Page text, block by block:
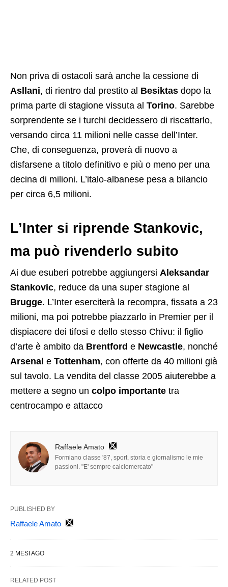
Non priva di ostacoli sarà anche la cessione di
Asllani, di rientro dal prestito al Besiktas dopo la
prima parte di stagione vissuta al Torino. Sarebbe
sorprendente se i turchi decidessero di riscattarlo,
versando circa 11 milioni nelle casse dell’Inter.
Che, di conseguenza, proverà di nuovo a
disfarsene a titolo definitivo e più o meno per una
decina di milioni. L’italo-albanese pesa a bilancio
per circa 6,5 milioni.
L’Inter si riprende Stankovic,
ma può rivenderlo subito
Ai due esuberi potrebbe aggiungersi Aleksandar
Stankovic, reduce da una super stagione al
Brugge. L’Inter eserciterà la recompra, fissata a 23
milioni, ma poi potrebbe piazzarlo in Premier per il
dispiacere dei tifosi e dello stesso Chivu: il figlio
d’arte è ambito da Brentford e Newcastle, nonché
Arsenal e Tottenham, con offerte da 40 milioni già
sul tavolo. La vendita del classe 2005 aiuterebbe a
mettere a segno un colpo importante tra
centrocampo e attacco
Raffaele Amato
Formiano classe '87, sport, storia e giornalismo le mie
passioni. "E' sempre calciomercato"
PUBLISHED BY
Raffaele Amato
2 MESI AGO
RELATED POST